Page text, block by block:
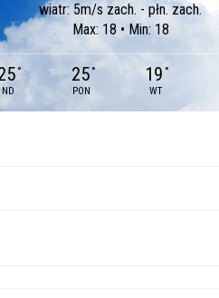
wiatr: 5m/s zach. - płn. zach.
Max: 18 • Min: 18
°
ND
25 °
PON
19 °
WT